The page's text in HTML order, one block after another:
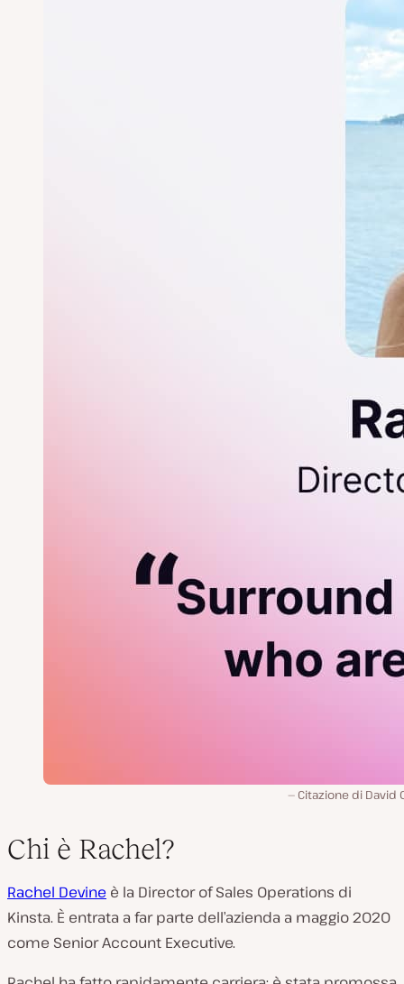
Citazione di David
Chi è Rachel?
Rachel Devine è la Director of Sales Operations di
Kinsta. È entrata a far parte dell’azienda a maggio 2020
come Senior Account Executive.